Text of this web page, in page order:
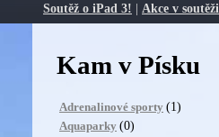
Soutěž o iPad 3! | Akce v soutěži
Kam v Písku
Adrenalinové sporty (1)
Aquaparky (0)